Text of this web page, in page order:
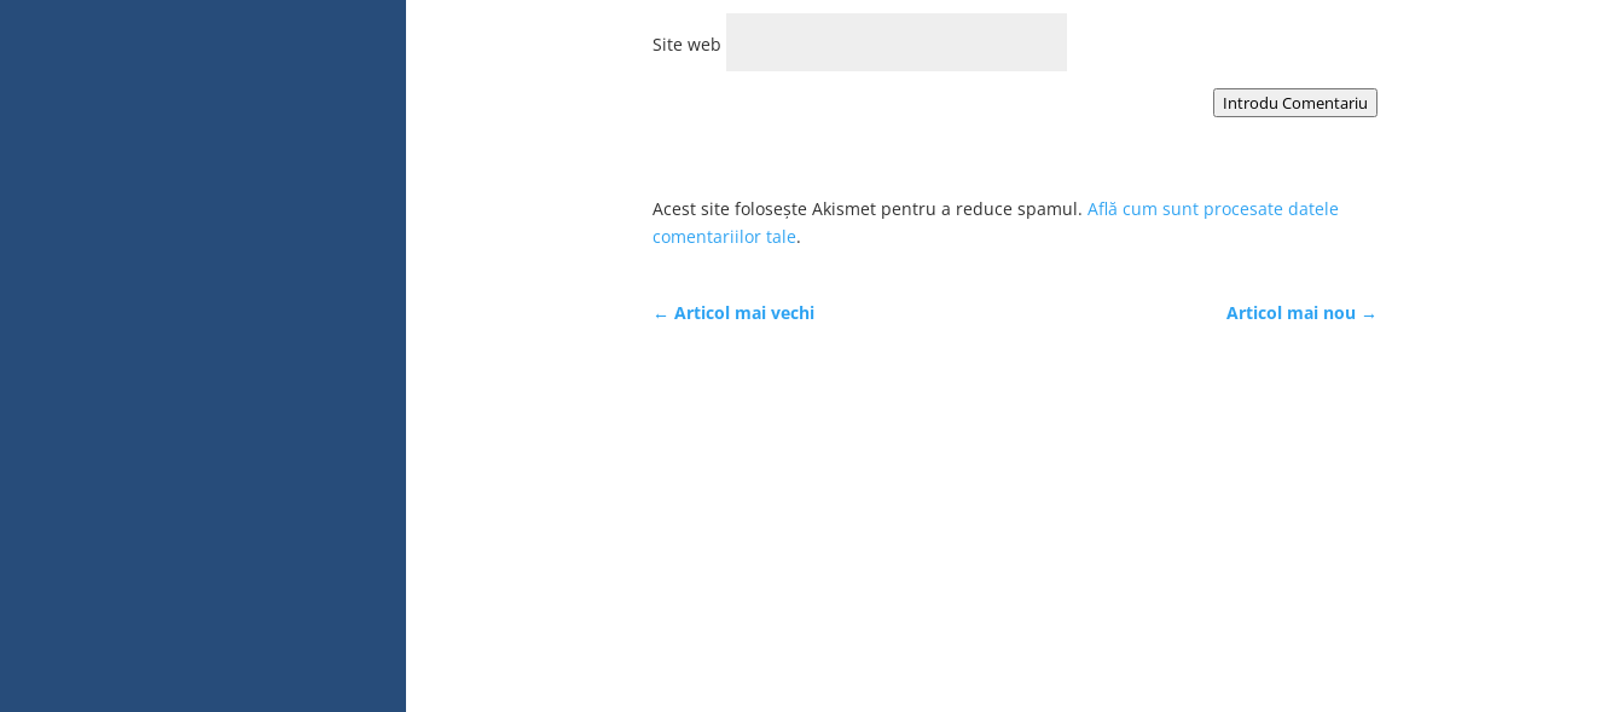
Site web
Introdu Comentariu
Acest site folosește Akismet pentru a reduce spamul. Află cum sunt procesate datele
comentariilor tale.
← Articol mai vechi Articol mai nou →